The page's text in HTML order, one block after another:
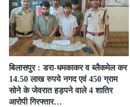
बिलासपुर : डरा-धमकाकर व ब्लैकमेल कर
14.50 लाख रुपये नगद एवं 450 ग्राम
सोने के जेवरात हड़पने वाले 4 शातिर
आरोपी गिरफ्तार…